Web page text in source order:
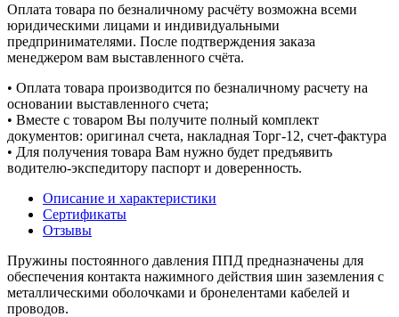
Оплата товара по безналичному расчёту возможна всеми
юридическими лицами и индивидуальными
предпринимателями. После подтверждения заказа
менеджером вам выставленного счёта.
• Оплата товара производится по безналичному расчету на
основании выставленного счета;
• Вместе с товаром Вы получите полный комплект
документов: оригинал счета, накладная Торг-12, счет-фактура
• Для получения товара Вам нужно будет предъявить
водителю-экспедитору паспорт и доверенность.
Описание и характеристики
Сертификаты
Отзывы
Пружины постоянного давления ППД предназначены для
обеспечения контакта нажимного действия шин заземления с
металлическими оболочками и бронелентами кабелей и
проводов.